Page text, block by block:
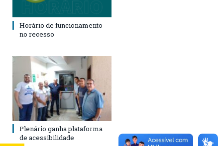
Horário de funcionamento
no recesso
Plenário ganha plataforma
de acessibilidade